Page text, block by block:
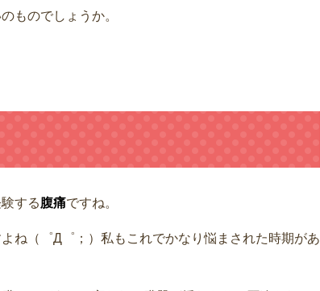
ものでしょうか。
する腹痛ですね。
ね（゜Д゜；）私もこれでかなり悩まされた時期があ